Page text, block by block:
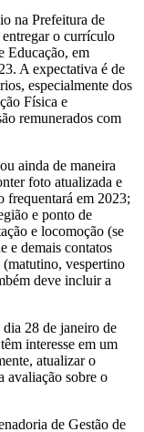
na Prefeitura de
entregar o currículo
Educação, em
A expectativa é de
especialmente dos
Física e
remunerados com
ainda de maneira
foto atualizada e
frequentará em 2023;
e ponto de
e locomoção (se
e demais contatos
(matutino, vespertino
deve incluir a
28 de janeiro de
interesse em um
atualizar o
avaliação sobre o
de Gestão de